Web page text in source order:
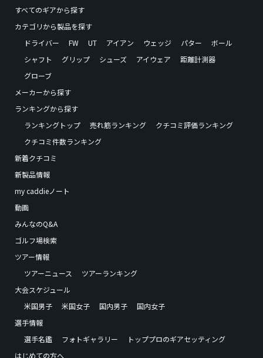
すべてのギアから探す
カテゴリから製品を探す
ドライバー
FW UT アイアン ウェッジ パター
ボール
シャフト
グリップ シューズ アイウェア
距離計測器
グローブ
メーカーから探す
ランキングから探す
ランキングトップ
売れ筋ランキング
クチコミ評価ランキング
クチコミ件数ランキング
新着クチコミ
新製品情報
my caddieノート
動画
みんなのQ&A
ゴルフ場検索
ツアー情報
ツアーニュース
ツアーランキング
大会スケジュール
米国男子
米国女子 国内男子
国内女子
選手情報
選手名鑑
フォトギャラリー
トッププロのギアセッティング
はじめての方へ